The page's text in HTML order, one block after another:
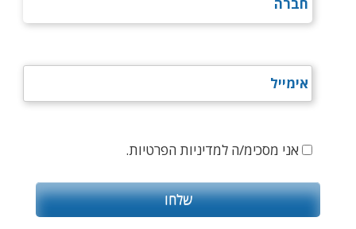
אני מסכימ/ה למדיניות הפרטיות.